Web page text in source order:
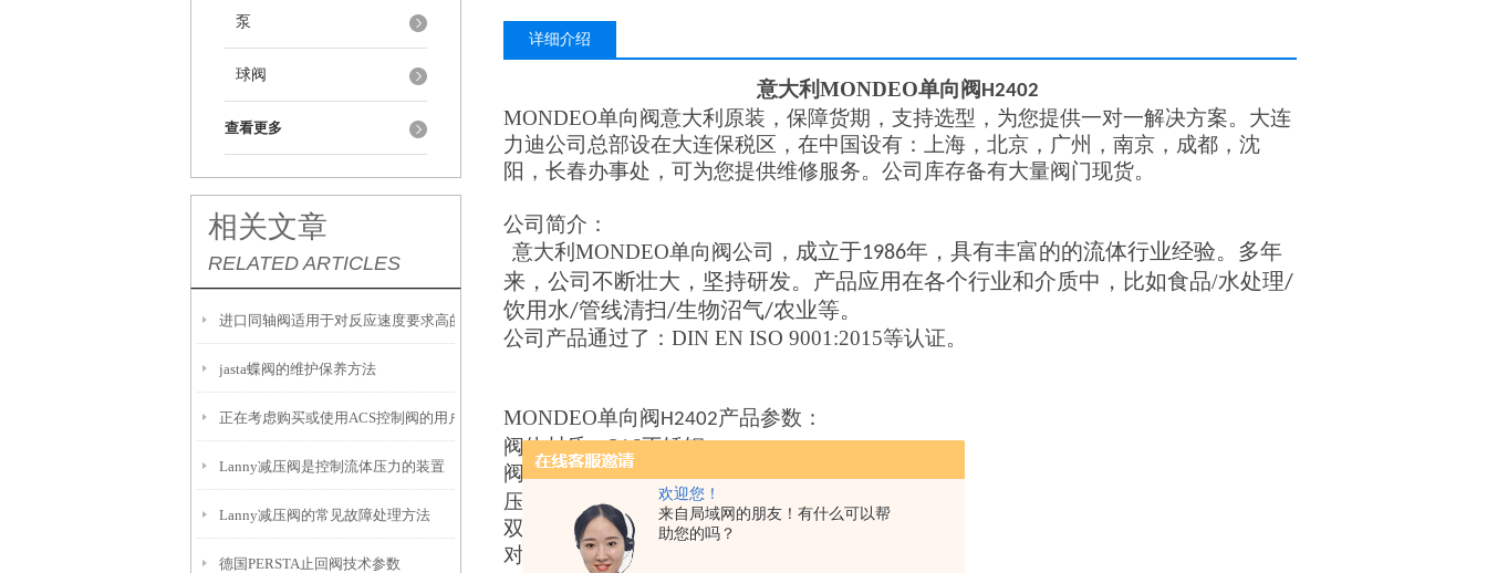
欢迎您！
来自局域网的朋友！有什么可以帮
助您的吗？
泵
球阀
查看更多
相关文章
RELATED ARTICLES
进口同轴阀适用于对反应速度要求高的工况中
jasta蝶阀的维护保养方法
正在考虑购买或使用ACS控制阀的用户，以下是一些建议
Lanny减压阀是控制流体压力的装置
Lanny减压阀的常见故障处理方法
德国PERSTA止回阀技术参数
详细介绍
意大利MONDEO单向阀 H2402
MONDEO单向阀意大利 原装，保障货期，支持选型，为您提供一对一解决方案。大连
力迪公司 总部设在大连保税区，在中国设有：上海，北京，广州，南京，成都，沈
阳，长春办事处，可为您提供维修服务。公司 库存备有大量阀门现货。
公司简介：
意大利 MONDEO单向阀公司 ， 成立于1986年， 具有丰富的的流体行业经验。多年
来，公司 不断壮大，坚持研发。产品应用在各个行业和介质中， 比如食品/水处理/
饮用水/管线清扫/生物沼气/农业等。
公司 产品通过了： DIN EN ISO 9001 :2015等认证。
MONDEO单向阀 H2402产品参数 ：
阀体材质：316不锈钢
阀门尺寸：2”-12 ”
压力范围：25
双阀瓣
对夹式连接